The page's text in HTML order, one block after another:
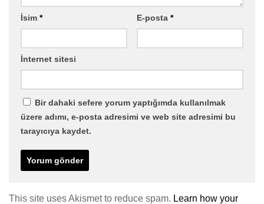
İsim * E-posta *
İnternet sitesi
Bir dahaki sefere yorum yaptığımda kullanılmak
üzere adımı, e-posta adresimi ve web site adresimi bu
tarayıcıya kaydet.
This site uses Akismet to reduce spam. Learn how your